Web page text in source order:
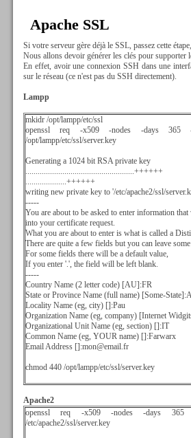
Apache SSL
Si votre serveur gère déjà le SSL, passez cette
Nous allons devoir générer les clés pour supporter
En effet, avoir une connexion SSH dans une
sur le réseau (ce n'est pas du SSH directement).
Lampp
mkidr /opt/lampp/etc/ssl
openssl req -x509 -nodes -days 365 -
/opt/lampp/etc/ssl/server.key
Generating a 1024 bit RSA private key
.....................................................++++++
....................++++++
writing new private key to '/etc/apache2/ssl/
-----
You are about to be asked to enter information
into your certificate request.
What you are about to enter is what is called a
There are quite a few fields but you can leave
For some fields there will be a default value,
If you enter '.', the field will be left blank.
-----
Country Name (2 letter code) [AU]:FR
State or Province Name (full name) [Some-
Locality Name (eg, city) []:Pau
Organization Name (eg, company) [Internet
Organizational Unit Name (eg, section) []:IT
Common Name (eg, YOUR name) []:Farwarx
Email Address []:mon@email.fr
chmod 440 /opt/lampp/etc/ssl/server.key
Apache2
openssl req -x509 -nodes -days 365 -
/etc/apache2/ssl/server.key